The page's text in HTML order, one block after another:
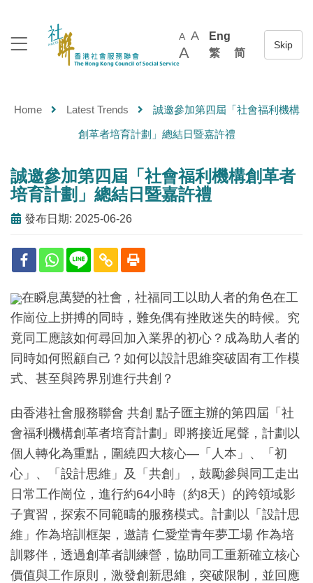
A A
A
Eng
繁
简
Home Latest Trends 誠邀參加第四屆「社會福利機構
創革者培育計劃」總結日暨嘉許禮
誠邀參加第四屆「社會福利機構創革者
培育計劃」總結日暨嘉許禮
發布日期: 2025-06-26
在瞬息萬變的社會，社福同工以助人者的角色在工
作崗位上拼搏的同時，難免偶有挫敗迷失的時候。究
竟同工應該如何尋回加入業界的初心？成為助人者的
同時如何照顧自己？如何以設計思維突破固有工作模
式、甚至與跨界別進行共創？
由香港社會服務聯會 共創 點子匯主辦的第四屆「社
會福利機構創革者培育計劃」即將接近尾聲，計劃以
個人轉化為重點，圍繞四大核心—「人本」、「初
心」、「設計思維」及「共創」，鼓勵參與同工走出
日常工作崗位，進行約64小時（約8天）的跨領域影
子實習，探索不同範疇的服務模式。計劃以「設計思
維」作為培訓框架，邀請 仁愛堂青年夢工場 作為培
訓夥伴，透過創革者訓練營，協助同工重新確立核心
價值與工作原則，激發創新思維，突破限制，並回應